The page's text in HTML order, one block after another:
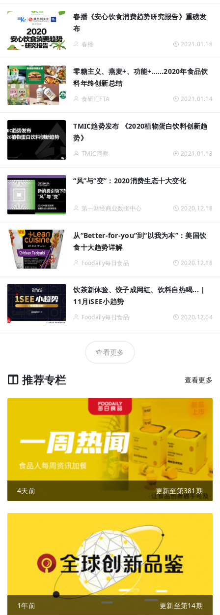
春播《安心饮食消费趋势研究报告》重磅发
布
春播 2021.01.18
零糖主义、燕麦+、功能+……2020年食品饮
料年终创新总结
食研汇FTA 2021.01.14
TMIC趋势发布 《2020植物蛋白饮料创新趋
势》
TMIC洞察 2021.01.13
“风”与“变”：2020消费生态十大变化
第一财经商业数据中心 2020.12.18
从“Better-for-you”到“以我为本”：美国饮
食十大趋势详解
Foodaily每日食品 2020.12.18
饮茶新体验、饺子成网红、饮料自热喝... |
11月iSEE小趋势
Foodaily每日食品 2020.12.04
查看更多
推荐专栏 查看更多
4天前 更新至第381期
1年前 更新至第14期